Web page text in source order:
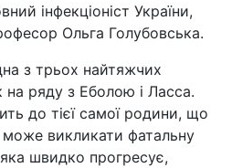
інфекціоніст України,
Ольга Голубовська.
з трьох найтяжчих
на ряду з Еболою і Ласса.
до тієї самої родини, що
може викликати фатальну
швидко прогресує,